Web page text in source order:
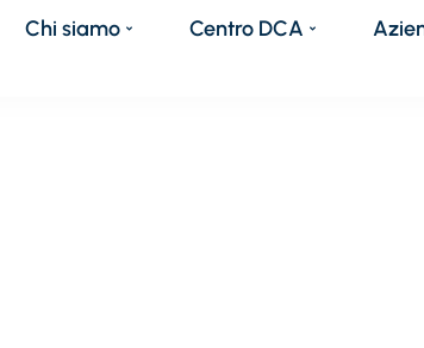
Chi siamo Centro DCA